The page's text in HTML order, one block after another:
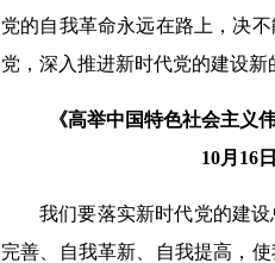
党的自我革命永远在路上，决
党，深入推进新时代党的建设新
《高举中国特色社会主义
10月16
我们要落实新时代党的建
完善、自我革新、自我提高，